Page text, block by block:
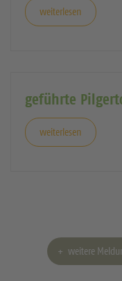
weiterlesen
geführte
weiterlesen
weitere